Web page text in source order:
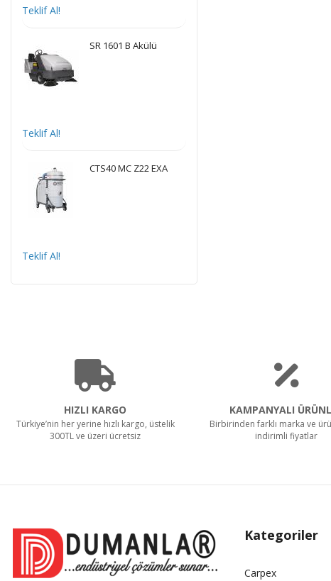
Teklif Al!
SR 1601 B Akülü
Teklif Al!
CTS40 MC Z22 EXA
Teklif Al!
HIZLI KARGO
Türkiye’nin her yerine hızlı kargo, üstelik
300TL ve üzeri ücretsiz
KAMPANYALI
Birbirinden farklı marka ve
indirimli fiyatlar
Kategoriler
Carpex